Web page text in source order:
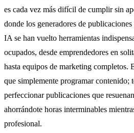
es cada vez más difícil de cumplir sin
donde los generadores de
IA se han vuelto herramientas
ocupados, desde emprendedores en
hasta equipos de marketing completos.
que simplemente programar contenido;
perfeccionar publicaciones que
ahorrándote horas interminables
profesional.